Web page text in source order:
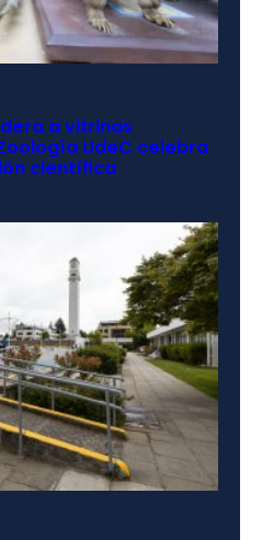
a vitrinas
UdeC celebra
científica